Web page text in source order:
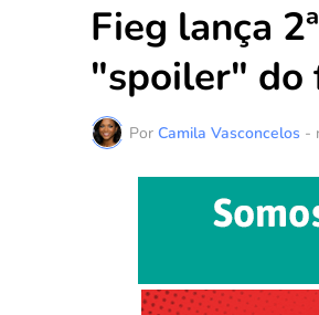
Fieg lança
"spoiler" do
Por Camila Vasconcelos -